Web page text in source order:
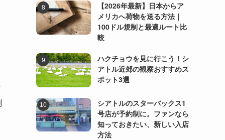
【2026年最新】日本からア
メリカへ荷物を送る方法｜
100ドル規制と最適ルート比
較
ハクチョウを見に行こう！シ
アトル近郊の観察おすすめス
ポット3選
シアトルのスターバックス1
号店が予約制に。ファンなら
知っておきたい、新しい入店
方法